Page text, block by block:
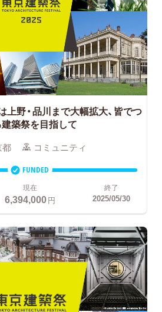
上野・品川まで大幅拡大、皆でつ
建築祭を目指して
都 コミュニティ
FUNDED
現在
6,394,000円
終了
2025/05/30